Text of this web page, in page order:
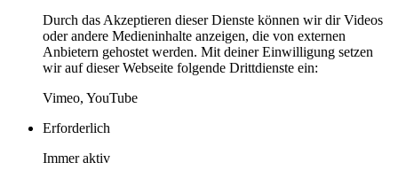
Durch das Akzeptieren dieser Dienste können wir dir Videos
oder andere Medieninhalte anzeigen, die von externen
Anbietern gehostet werden. Mit deiner Einwilligung setzen
wir auf dieser Webseite folgende Drittdienste ein:
Vimeo, YouTube
Erforderlich
Immer aktiv